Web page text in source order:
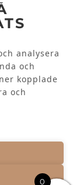
analysera
och
kopplade
och
0